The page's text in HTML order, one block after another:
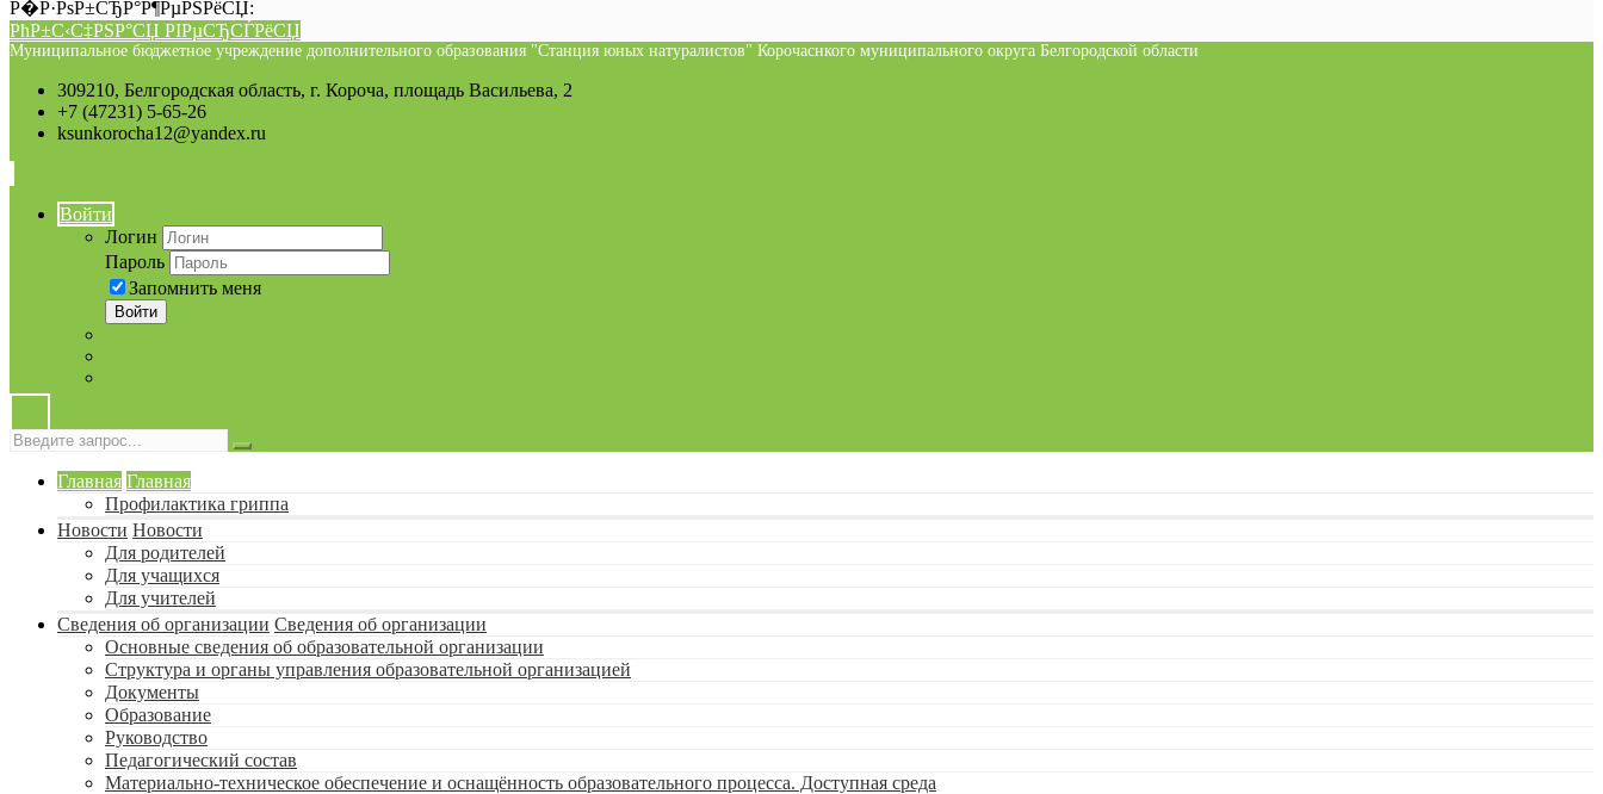
Р�Р·РѕР±СЂР°Р¶РµРЅРёСЏ:
РћР±С‹С‡РЅР°СЏ РІРµСЂСЃРёСЏ
Муниципальное бюджетное учреждение дополнительного образования "Станция юных натуралистов" Корочаснкого муниципального округа Белгородской области
309210, Белгородская область, г. Короча, площадь Васильева, 2
+7 (47231) 5-65-26
ksunkorocha12@yandex.ru
Войти
Логин
Пароль
Запомнить меня
Войти
Главная Главная
Профилактика гриппа
Новости Новости
Для родителей
Для учащихся
Для учителей
Сведения об организации Сведения об организации
Основные сведения об образовательной организации
Структура и органы управления образовательной организацией
Документы
Образование
Руководство
Педагогический состав
Материально-техническое обеспечение и оснащённость образовательного процесса. Доступная среда